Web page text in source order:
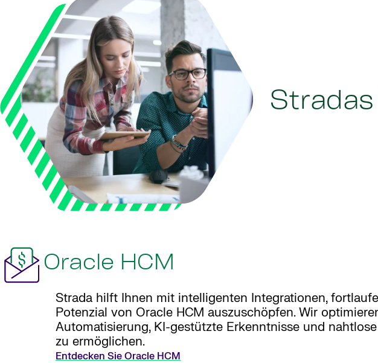
Stradas
Oracle HCM
Strada hilft Ihnen mit intelligenten Integrationen,
Potenzial von Oracle HCM auszuschöpfen. Wir
Automatisierung, KI-gestützte Erkenntnisse und
zu ermöglichen.
Entdecken Sie Oracle HCM